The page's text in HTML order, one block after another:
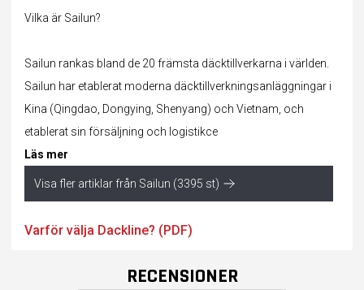
Vilka är Sailun?
Sailun rankas bland de 20 främsta däcktillverkarna i världen.
Sailun har etablerat moderna däcktillverkningsanläggningar i
Kina (Qingdao, Dongying, Shenyang) och Vietnam, och
etablerat sin försäljning och logistikce
Läs mer
Visa fler artiklar från Sailun (3395 st)
Varför välja Dackline? (PDF)
RECENSIONER